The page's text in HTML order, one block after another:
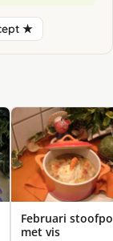
★
Februari
met vis